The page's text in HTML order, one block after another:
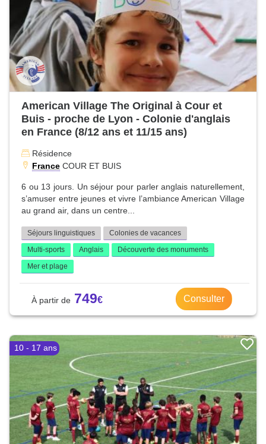
American Village The Original à Cour et
Buis - proche de Lyon - Colonie d'anglais
en France (8/12 ans et 11/15 ans)
Résidence
France COUR ET BUIS
6 ou 13 jours. Un séjour pour parler anglais naturellement,
s’amuser entre jeunes et vivre l’ambiance American Village
au grand air, dans un centre...
Séjours linguistiques
Colonies de vacances
Multi-sports
Anglais
Découverte des monuments
Mer et plage
749 Consulter
10 - 17 ans